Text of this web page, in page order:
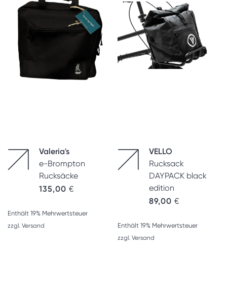
Valeria's
e-Brompton
Rucksäcke
135,00 €
Enthält 19% Mehrwertsteuer
zzgl. Versand
VELLO
Rucksack
DAYPACK black
edition
89,00 €
Enthält 19% Mehrwertsteuer
zzgl. Versand